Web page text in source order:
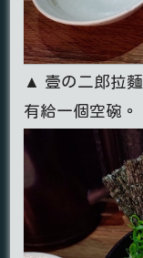
▲ 壹の二郎拉
有給一個空碗。